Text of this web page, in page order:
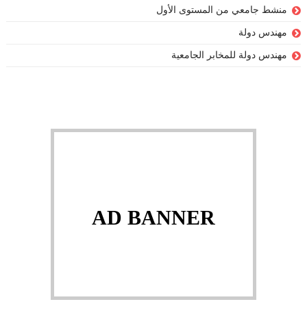
منشط جامعي من المستوى الأول
مهندس دولة
مهندس دولة للمخابر الجامعية
AD BANNER